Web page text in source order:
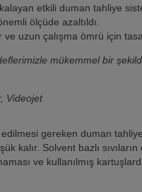
etkili duman tahliye
ölçüde azaltıldı.
uzun çalışma ömrü için
mükemmel bir
Videojet
gereken duman
kalır. Solvent bazlı
ve kullanılmış